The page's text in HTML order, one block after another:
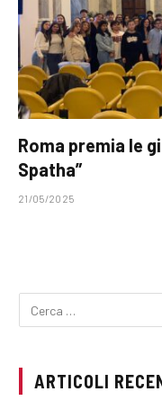
Roma premia le
Spatha”
21/05/2025
ARTICOLI